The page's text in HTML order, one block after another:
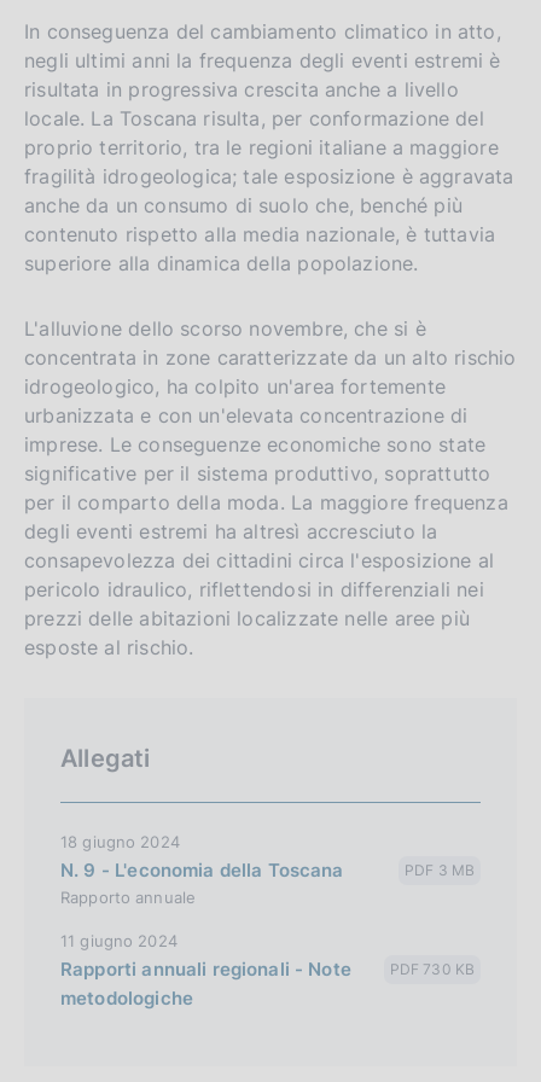
In conseguenza del cambiamento climatico in atto,
negli ultimi anni la frequenza degli eventi estremi è
risultata in progressiva crescita anche a livello
locale. La Toscana risulta, per conformazione del
proprio territorio, tra le regioni italiane a maggiore
fragilità idrogeologica; tale esposizione è aggravata
anche da un consumo di suolo che, benché più
contenuto rispetto alla media nazionale, è tuttavia
superiore alla dinamica della popolazione.
L'alluvione dello scorso novembre, che si è
concentrata in zone caratterizzate da un alto rischio
idrogeologico, ha colpito un'area fortemente
urbanizzata e con un'elevata concentrazione di
imprese. Le conseguenze economiche sono state
significative per il sistema produttivo, soprattutto
per il comparto della moda. La maggiore frequenza
degli eventi estremi ha altresì accresciuto la
consapevolezza dei cittadini circa l'esposizione al
pericolo idraulico, riflettendosi in differenziali nei
prezzi delle abitazioni localizzate nelle aree più
esposte al rischio.
Allegati
18 giugno 2024
N. 9 - L'economia della Toscana PDF 3 MB
Rapporto annuale
11 giugno 2024
Rapporti annuali regionali - Note
metodologiche
PDF 730 KB